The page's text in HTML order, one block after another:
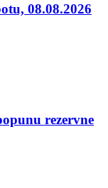
08.08.2026
rezervne